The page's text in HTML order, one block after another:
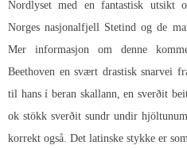
Nordlyset med en fantastisk utsikt
Norges nasjonalfjell Stetind og de
Mer informasjon om denne
Beethoven en svært drastisk snarvei
til hans í beran skallann, en sverðit
ok stökk sverðit sundr undir
korrekt også. Det latinske stykke er